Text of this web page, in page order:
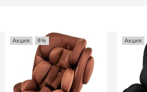
Акция 8% Акция